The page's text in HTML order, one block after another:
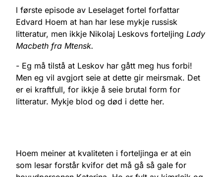
l første episode av Leselaget fortel forfattar
Edvard Hoem at han har lese mykje russisk
litteratur, men ikkje Nikolaj Leskovs forteljing Lady
Macbeth fra Mtensk.
- Eg må tilstå at Leskov har gått meg hus forbi!
Men eg vil avgjort seie at dette gir meirsmak. Det
er ei kraftfull, for ikkje å seie brutal form for
litteratur. Mykje blod og død i dette her.
Hoem meiner at kvaliteten i forteljinga er at ein
som lesar forstår kvifor det må gå så gale for